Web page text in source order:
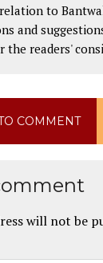
to
and
the readers'
COMMENT
will not be